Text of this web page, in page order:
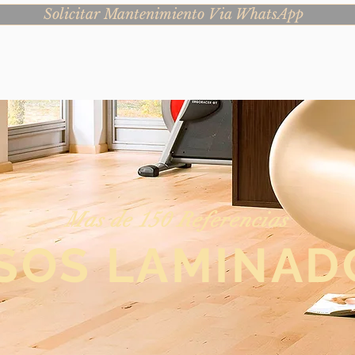
Solicitar Mantenimiento Via WhatsApp
Mas de 150 Referencias